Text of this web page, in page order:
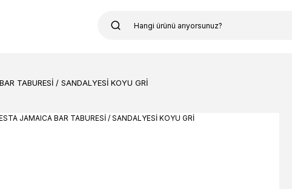
TABURESİ / SANDALYESİ KOYU GRİ